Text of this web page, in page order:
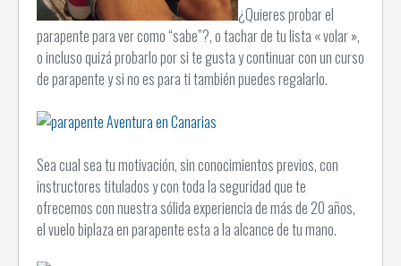
¿Quieres probar el
parapente para ver como “sabe”?, o tachar de tu lista « volar »,
o incluso quizá probarlo por si te gusta y continuar con un curso
de parapente y si no es para ti también puedes regalarlo.
Sea cual sea tu motivación, sin conocimientos previos, con
instructores titulados y con toda la seguridad que te
ofrecemos con nuestra sólida experiencia de más de 20 años,
el vuelo biplaza en parapente esta a la alcance de tu mano.